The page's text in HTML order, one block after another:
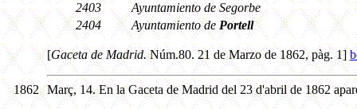
2403
Ayuntamiento de Segorbe
2404
Ayuntamiento de Portell
[Gaceta de Madrid.Núm.80. 21 de Marzo de 1862, pàg. 1]
1862 Març, 14. En la Gaceta de Madrid del 23 d'abril de 1862